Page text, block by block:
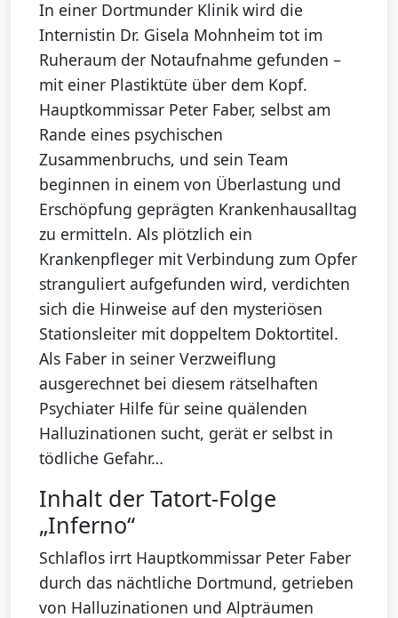
In einer Dortmunder Klinik wird die
Internistin Dr. Gisela Mohnheim tot im
Ruheraum der Notaufnahme gefunden –
mit einer Plastiktüte über dem Kopf.
Hauptkommissar Peter Faber, selbst am
Rande eines psychischen
Zusammenbruchs, und sein Team
beginnen in einem von Überlastung und
Erschöpfung geprägten Krankenhausalltag
zu ermitteln. Als plötzlich ein
Krankenpfleger mit Verbindung zum Opfer
stranguliert aufgefunden wird, verdichten
sich die Hinweise auf den mysteriösen
Stationsleiter mit doppeltem Doktortitel.
Als Faber in seiner Verzweiflung
ausgerechnet bei diesem rätselhaften
Psychiater Hilfe für seine quälenden
Halluzinationen sucht, gerät er selbst in
tödliche Gefahr…
Inhalt der Tatort-Folge
„Inferno“
Schlaflos irrt Hauptkommissar Peter Faber
durch das nächtliche Dortmund, getrieben
von Halluzinationen und Alpträumen